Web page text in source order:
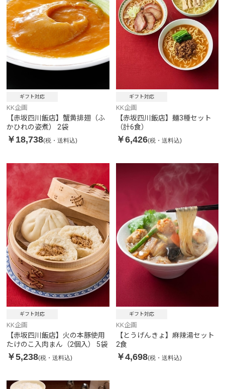
ギフト対応
KK企画
【赤坂四川飯店】蟹黄排翅（ふ
かひれの姿煮） 2袋
￥18,738(税・送料込)
ギフト対応
KK企画
【赤坂四川飯店】麺3種セット
（計6食）
￥6,426(税・送料込)
ギフト対応
KK企画
【赤坂四川飯店】火の本豚使用
たけのこ入肉まん（2個入） 5袋
￥5,238(税・送料込)
ギフト対応
KK企画
【とうげんきょ】麻辣湯セット
2食
￥4,698(税・送料込)